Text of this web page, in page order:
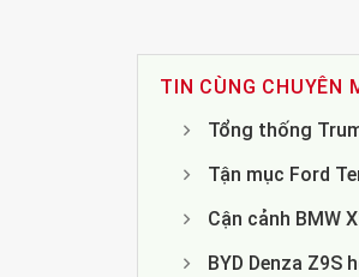
TIN CÙNG CHUYÊN
Tổng thống
Tận mục Ford
Cận cảnh BMW
BYD Denza